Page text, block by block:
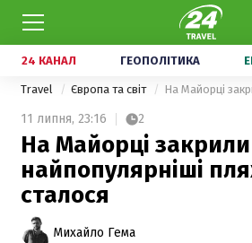
24 КАНАЛ ГЕОПОЛІТИКА
Travel Європа та світ
11 липня, 23:16 2
На Майорці закрили
найпопулярніші
сталося
Михайло Гема